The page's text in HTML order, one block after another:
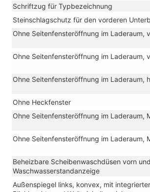
Schriftzug für Typbezeichnung
Steinschlagschutz für den vorderen
Ohne Seitenfensteröffnung im Laderaum,
Ohne Seitenfensteröffnung im Laderaum,
Ohne Seitenfensteröffnung im Laderaum,
Ohne Heckfenster
Ohne Seitenfensteröffnung im Laderaum,
Ohne Seitenfensteröffnung im Laderaum,
Beheizbare Scheibenwaschdüsen vorn und
Waschwasserstandanzeige
Außenspiegel links, konvex, mit